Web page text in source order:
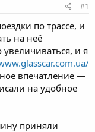
#1
по трассе, и
на неё
и я
впечатление —
на удобное
приняли